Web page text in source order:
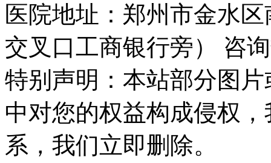
医院地址：郑州市金水
交叉口工商银行旁） 咨
特别声明：本站部分图
中对您的权益构成侵权
系，我们立即删除。